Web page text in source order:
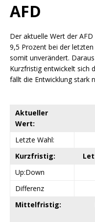
AFD
Der aktuelle Wert der
9,5 Prozent bei der
somit unverändert.
Kurzfristig entwickelt sich
fällt die Entwicklung stark
Aktueller
Wert:
Letzte Wahl:
Kurzfristig:
Up:Down
Differenz
Mittelfristig: